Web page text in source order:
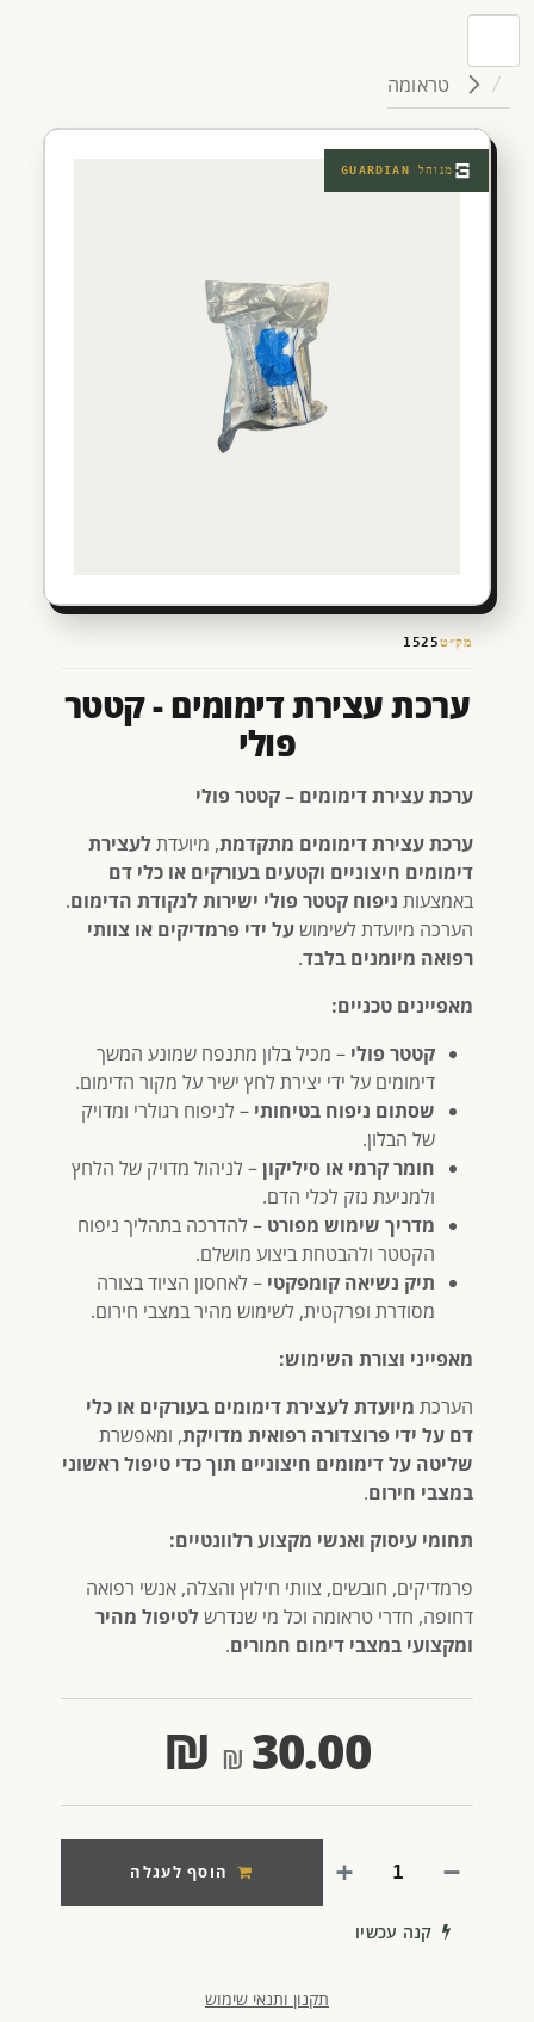
טראומה
מנוהל GUARDIAN
מק״ט1525
ערכת עצירת דימומים - קטטר
פולי
ערכת עצירת דימומים – קטטר פולי
ערכת עצירת דימומים מתקדמת, מיועדת לעצירת
דימומים חיצוניים וקטעים בעורקים או כלי דם
באמצעות ניפוח קטטר פולי ישירות לנקודת הדימום.
הערכה מיועדת לשימושעל ידי פרמדיקים או צוותי
רפואה מיומנים בלבד.
מאפיינים טכניים:
קטטר פולי – מכיל בלון מתנפח שמונע המשך
דימומים על ידי יצירת לחץ ישיר על מקור הדימום.
שסתום ניפוח בטיחותי – לניפוח רגולרי ומדויק
של הבלון.
חומר קרמי או סיליקון– לניהול מדויק של הלחץ
ולמניעת נזק לכלי הדם.
מדריך שימוש מפורט – להדרכה בתהליך ניפוח
הקטטר ולהבטחת ביצוע מושלם.
תיק נשיאה קומפקטי – לאחסון הציוד בצורה
מסודרת ופרקטית, לשימוש מהיר במצבי חירום.
מאפייני וצורת השימוש:
הערכת מיועדת לעצירת דימומים בעורקים או כלי
דם על ידי פרוצדורה רפואית מדויקת, ומאפשרת
שליטה על דימומים חיצוניים תוך כדי טיפול ראשוני
במצבי חירום.
תחומי עיסוק ואנשי מקצוע רלוונטיים:
פרמדיקים, חובשים, צוותי חילוץ והצלה, אנשי רפואה
דחופה, חדרי טראומה וכל מי שנדרש לטיפול מהיר
ומקצועי במצבי דימום חמורים.
30.00
₪
הוסף לעגלה
קנה עכשיו
תקנון ותנאי שימוש